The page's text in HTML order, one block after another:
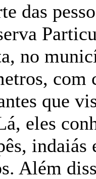
das
no
com
que
eles
indaiás
Além